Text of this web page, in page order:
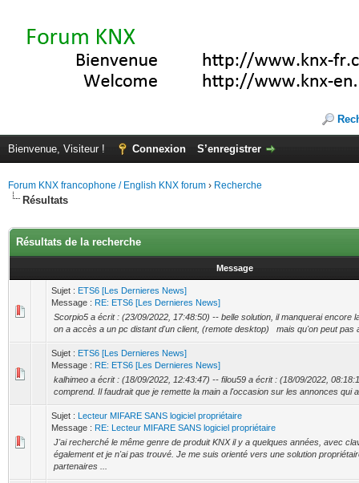
Bienvenue, Visiteur ! Connexion S’enregistrer
Forum KNX francophone / English KNX forum › Recherche
Résultats
Résultats de la recherche
Message
Sujet : ETS6 [Les Dernieres News]
Message : RE: ETS6 [Les Dernieres News]
Scorpio5 a écrit : (23/09/2022, 17:48:50) -- belle solution, il manquerai encore
on a accès a un pc distant d'un client, (remote desktop) mais qu'on peut pas
Sujet : ETS6 [Les Dernieres News]
Message : RE: ETS6 [Les Dernieres News]
kalhimeo a écrit : (18/09/2022, 12:43:47) -- filou59 a écrit : (18/09/2022,
comprend. Il faudrait que je remette la main a l'occasion sur les annonces qui
Sujet : Lecteur MIFARE SANS logiciel propriétaire
Message : RE: Lecteur MIFARE SANS logiciel propriétaire
J'ai recherché le même genre de produit KNX il y a quelques années, avec
également et je n'ai pas trouvé. Je me suis orienté vers une solution
partenaires ...